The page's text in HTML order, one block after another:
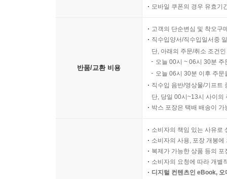
모바일 쿠폰의 경우 유효기
반품/교환 비용
고객의 단순변심 및 착오구
직수입양서/직수입일서중
단, 아래의 주문/취소 조건
오늘 00시 ~ 06시 30분
오늘 06시 30분 이후 주
직수입 음반/영상물/기프트
단, 당일 00시~13시 사이의
박스 포장은 택배 배송이
소비자의 책임 있는 사유로
소비자의 사용, 포장 개봉
복제가 가능한 상품 등의
소비자의 요청에 따라 개별
디지털 컨텐츠인 eBook,